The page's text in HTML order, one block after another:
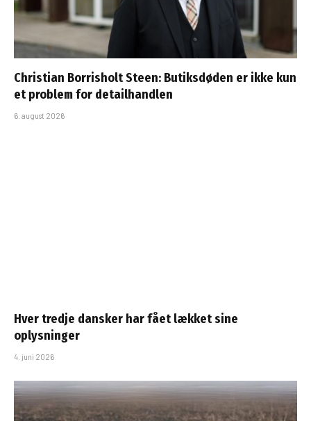
Christian Borrisholt Steen: Butiksdøden er ikke kun
et problem for detailhandlen
6. august 2026
Hver tredje dansker har fået lækket sine
oplysninger
4. juni 2026